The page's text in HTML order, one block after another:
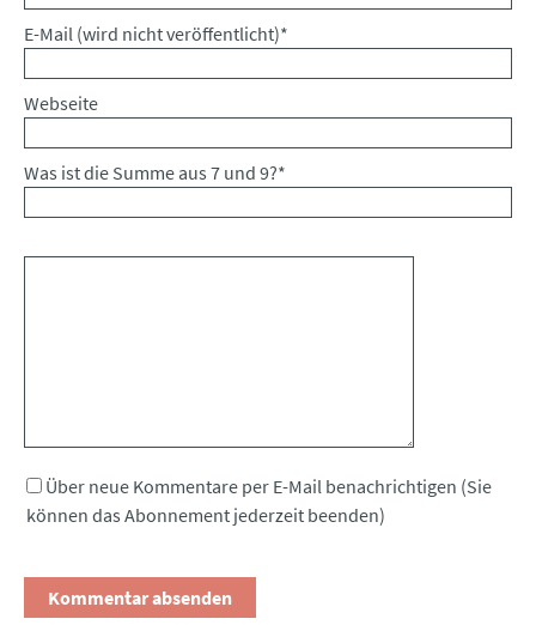
Pflichtfeld
E-Mail (wird nicht veröffentlicht)*
Webseite
Was ist die Summe aus 7 und 9?*
Über neue Kommentare per E-Mail benachrichtigen (Sie
können das Abonnement jederzeit beenden)